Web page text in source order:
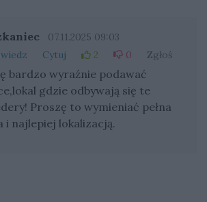
07.11.2025 09:03
Cytuj 2 0 Zgłoś
bardzo wyraźnie podawać
gdzie odbywają się te
Proszę to wymieniać pełna
i najlepiej lokalizacją.